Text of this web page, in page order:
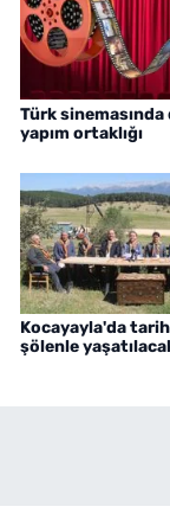
Türk sinemasında
yapım ortaklığı
Kocayayla'da
şölenle